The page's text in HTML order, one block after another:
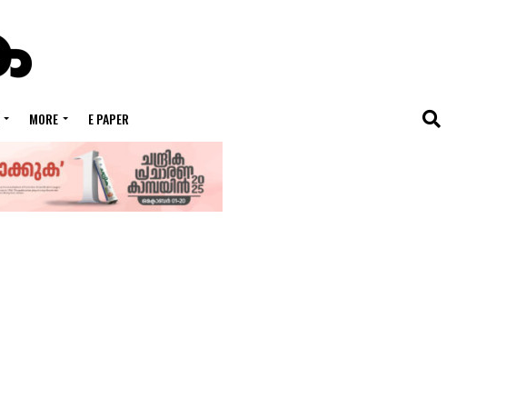
MORE E PAPER